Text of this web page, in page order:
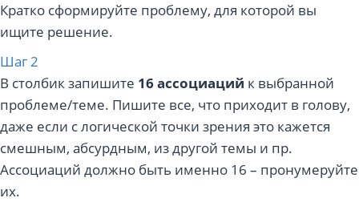
Кратко сформируйте проблему, для которой вы
ищите решение.
Шаг 2
В столбик запишите 16 ассоциаций к выбранной
проблеме/теме. Пишите все, что приходит в голову,
даже если с логической точки зрения это кажется
смешным, абсурдным, из другой темы и пр.
Ассоциаций должно быть именно 16 – пронумеруйте
их.